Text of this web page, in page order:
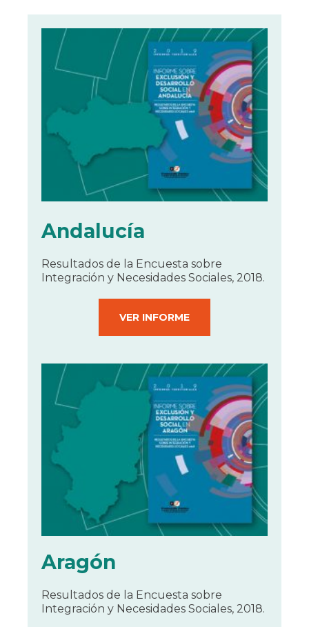
BUSCADOR
IX INFORME
Andalucía
Resultados de la Encuesta sobre
Integración y Necesidades Sociales, 2018.
VER INFORME
Aragón
Resultados de la Encuesta sobre
Integración y Necesidades Sociales, 2018.